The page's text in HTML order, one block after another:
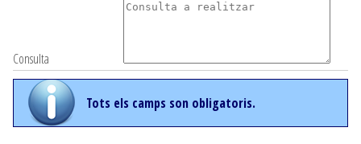
Consulta
Tots els camps son obligatoris.